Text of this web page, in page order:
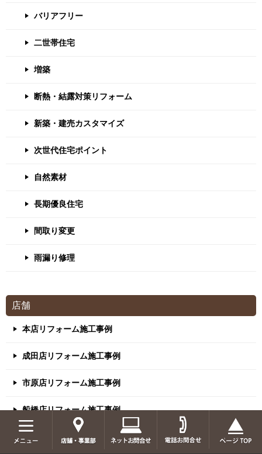
バリアフリー
二世帯住宅
増築
断熱・結露対策リフォーム
新築・建売カスタマイズ
次世代住宅ポイント
自然素材
長期優良住宅
間取り変更
雨漏り修理
店舗
本店リフォーム施工事例
成田店リフォーム施工事例
市原店リフォーム施工事例
船橋店リフォーム施工事例
千葉中央店リフォーム施工事例